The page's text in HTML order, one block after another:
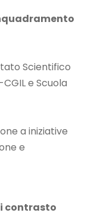
Scientifico
e Scuola
a iniziative
e
contrasto